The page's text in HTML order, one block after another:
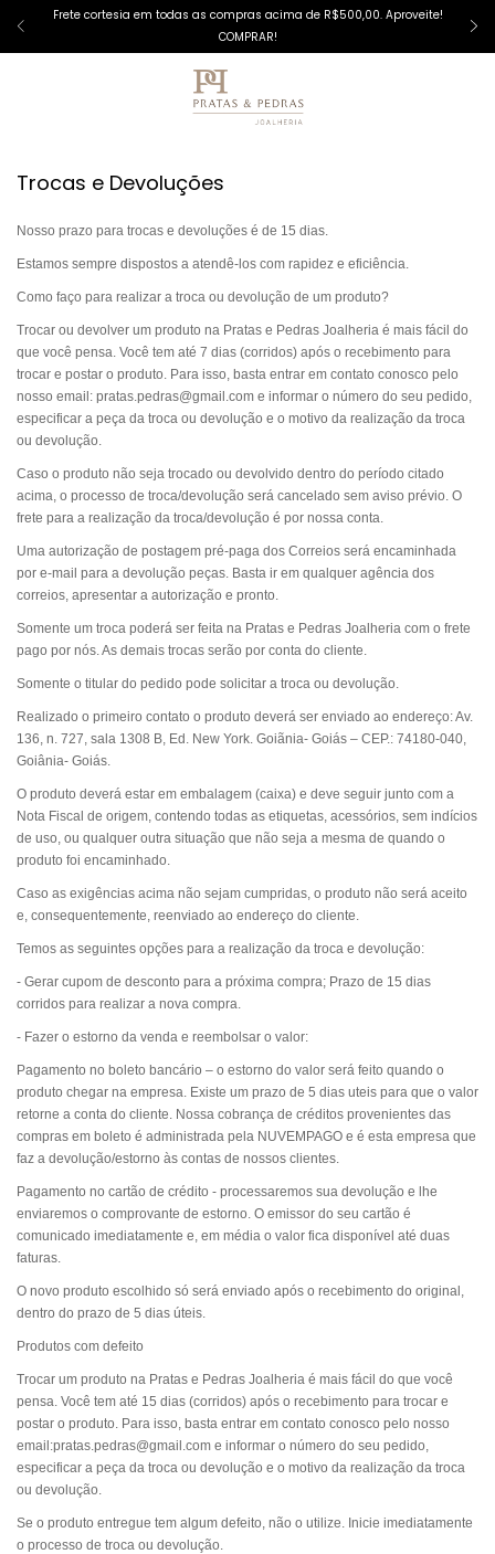
Frete cortesia em todas as compras acima de R$500,00. Aproveite!
COMPRAR!
Trocas e Devoluções
Nosso prazo para trocas e devoluções é de 15 dias.
Estamos sempre dispostos a atendê-los com rapidez e eficiência.
Como faço para realizar a troca ou devolução de um produto?
Trocar ou devolver um produto na Pratas e Pedras Joalheria é mais fácil do
que você pensa. Você tem até 7 dias (corridos) após o recebimento para
trocar e postar o produto. Para isso, basta entrar em contato conosco pelo
nosso email: pratas.pedras@gmail.com e informar o número do seu pedido,
especificar a peça da troca ou devolução e o motivo da realização da troca
ou devolução.
Caso o produto não seja trocado ou devolvido dentro do período citado
acima, o processo de troca/devolução será cancelado sem aviso prévio. O
frete para a realização da troca/devolução é por nossa conta.
Uma autorização de postagem pré-paga dos Correios será encaminhada
por e-mail para a devolução peças. Basta ir em qualquer agência dos
correios, apresentar a autorização e pronto.
Somente um troca poderá ser feita na Pratas e Pedras Joalheria com o frete
pago por nós. As demais trocas serão por conta do cliente.
Somente o titular do pedido pode solicitar a troca ou devolução.
Realizado o primeiro contato o produto deverá ser enviado ao endereço: Av.
136, n. 727, sala 1308 B, Ed. New York. Goiãnia- Goiás – CEP.: 74180-040,
Goiânia- Goiás.
O produto deverá estar em embalagem (caixa) e deve seguir junto com a
Nota Fiscal de origem, contendo todas as etiquetas, acessórios, sem indícios
de uso, ou qualquer outra situação que não seja a mesma de quando o
produto foi encaminhado.
Caso as exigências acima não sejam cumpridas, o produto não será aceito
e, consequentemente, reenviado ao endereço do cliente.
Temos as seguintes opções para a realização da troca e devolução:
- Gerar cupom de desconto para a próxima compra; Prazo de 15 dias
corridos para realizar a nova compra.
- Fazer o estorno da venda e reembolsar o valor:
Pagamento no boleto bancário – o estorno do valor será feito quando o
produto chegar na empresa. Existe um prazo de 5 dias uteis para que o valor
retorne a conta do cliente. Nossa cobrança de créditos provenientes das
compras em boleto é administrada pela NUVEMPAGO e é esta empresa que
faz a devolução/estorno às contas de nossos clientes.
Pagamento no cartão de crédito - processaremos sua devolução e lhe
enviaremos o comprovante de estorno. O emissor do seu cartão é
comunicado imediatamente e, em média o valor fica disponível até duas
faturas.
O novo produto escolhido só será enviado após o recebimento do original,
dentro do prazo de 5 dias úteis.
Produtos com defeito
Trocar um produto na Pratas e Pedras Joalheria é mais fácil do que você
pensa. Você tem até 15 dias (corridos) após o recebimento para trocar e
postar o produto. Para isso, basta entrar em contato conosco pelo nosso
email:pratas.pedras@gmail.com e informar o número do seu pedido,
especificar a peça da troca ou devolução e o motivo da realização da troca
ou devolução.
Se o produto entregue tem algum defeito, não o utilize. Inicie imediatamente
o processo de troca ou devolução.